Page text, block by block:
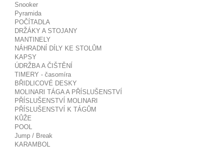
Snooker
Pyramida
POČÍTADLA
DRŽÁKY A STOJANY
MANTINELY
NÁHRADNÍ DÍLY KE STOLŮM
KAPSY
ÚDRŽBA A ČIŠTĚNÍ
TIMERY - časomíra
BŘIDLICOVÉ DESKY
MOLINARI TÁGA A PŘÍSLUŠENSTVÍ
PŘÍSLUŠENSTVÍ MOLINARI
PŘÍSLUŠENSTVÍ K TÁGŮM
KŮŽE
POOL
Jump / Break
KARAMBOL